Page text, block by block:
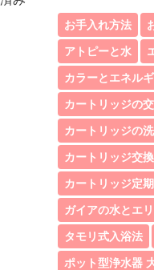
お手入れ方法
アトピーと水
カラーとエネル
カートリッジの
カートリッジの
カートリッジ交
カートリッジ定
ガイアの水とエ
タモリ式入浴法
ポット型浄水器